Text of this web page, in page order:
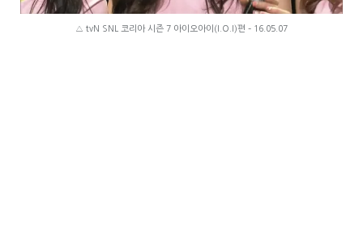
△ tvN SNL 코리아 시즌 7 아이오아이(I.O.I)편 – 16.05.07